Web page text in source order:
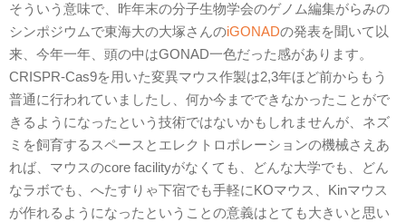
そういう意味で、昨年末の分子生物学会のゲノム編集がらみの
シンポジウムで東海大の大塚さんのiGONADの発表を聞いて以
来、今年一年、頭の中はGONAD一色だった感があります。
CRISPR-Cas9を用いた変異マウス作製は2,3年ほど前からもう
普通に行われていましたし、何か今までできなかったことがで
きるようになったという技術ではないかもしれませんが、ネズ
ミを飼育するスペースとエレクトロポレーションの機械さえあ
れば、マウスのcore facilityがなくても、どんな大学でも、どん
なラボでも、へたすりゃ下宿でも手軽にKOマウス、Kinマウス
が作れるようになったということの意義はとても大きいと思い